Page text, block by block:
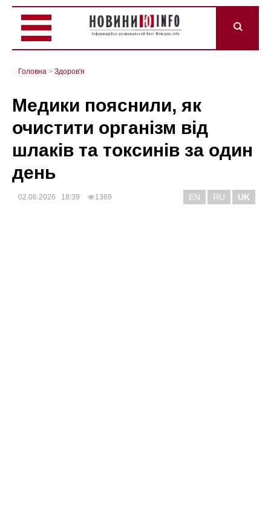
Головна > Здоров'я
Медики пояснили, як
очистити організм від
шлаків та токсинів за один
день
02.06.2026 18:39 1369 EN RU UK